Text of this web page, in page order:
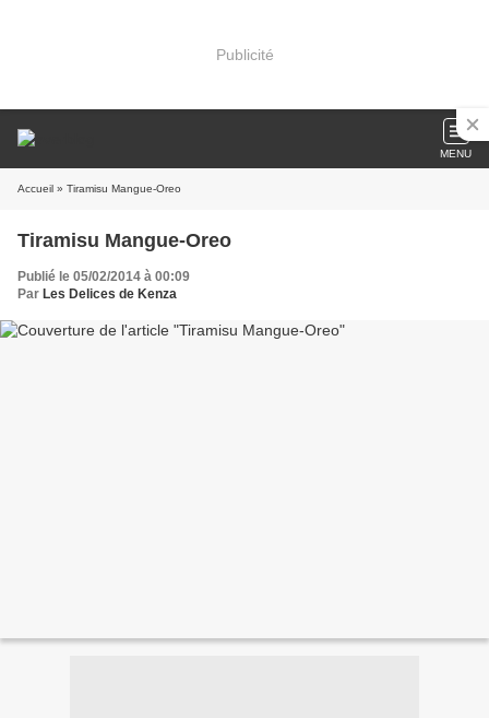
Publicité
MENU
Accueil » Tiramisu Mangue-Oreo
Tiramisu Mangue-Oreo
Publié le 05/02/2014 à 00:09
Par Les Delices de Kenza